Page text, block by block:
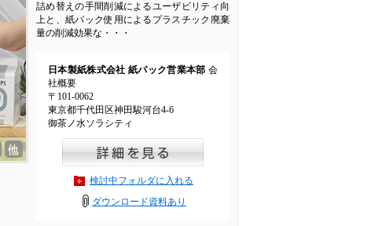
詰め替えの手間削減によるユーザビリティ向
上と、紙パック使用によるプラスチック廃棄
量の削減効果な・・・
日本製紙株式会社 紙パック営業本部 会
社概要
〒101-0062
東京都千代田区神田駿河台4-6
御茶ノ水ソラシティ
検討中フォルダに入れる
ダウンロード資料あり